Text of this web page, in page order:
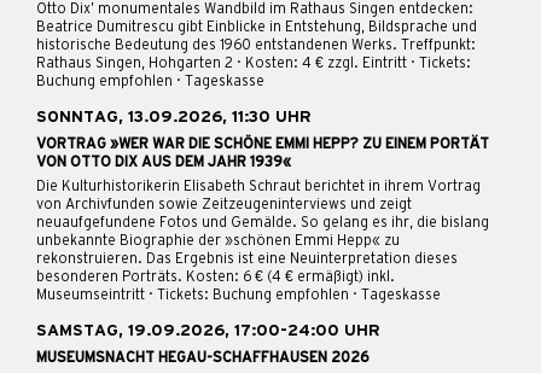
Otto Dix’ monumentales Wandbild im Rathaus Singen entdecken:
Beatrice Dumitrescu gibt Einblicke in Entstehung, Bildsprache und
historische Bedeutung des 1960 entstandenen Werks. Treffpunkt:
Rathaus Singen, Hohgarten 2 · Kosten: 4 € zzgl. Eintritt · Tickets:
Buchung empfohlen · Tageskasse
SONNTAG, 13.09.2026, 11:30 UHR
VORTRAG »WER WAR DIE SCHÖNE EMMI HEPP? ZU EINEM PORTÄT
VON OTTO DIX AUS DEM JAHR 1939«
Die Kulturhistorikerin Elisabeth Schraut berichtet in ihrem Vortrag
von Archivfunden sowie Zeitzeugeninterviews und zeigt
neuaufgefundene Fotos und Gemälde. So gelang es ihr, die bislang
unbekannte Biographie der »schönen Emmi Hepp« zu
rekonstruieren. Das Ergebnis ist eine Neuinterpretation dieses
besonderen Porträts. Kosten: 6 € (4 € ermäßigt) inkl.
Museumseintritt · Tickets: Buchung empfohlen · Tageskasse
SAMSTAG, 19.09.2026, 17:00-24:00 UHR
MUSEUMSNACHT HEGAU-SCHAFFHAUSEN 2026